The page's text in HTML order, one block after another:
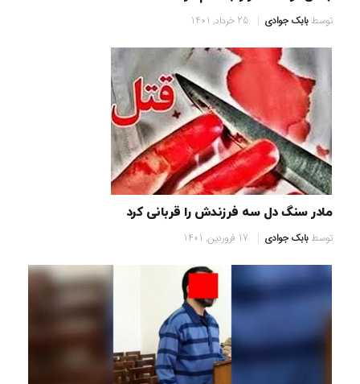
توسطبابک جوادی 25 خرداد, 1401
مادر سنگ دل سه فرزندش را قربانی کرد
توسطبابک جوادی 17 فروردین, 1401